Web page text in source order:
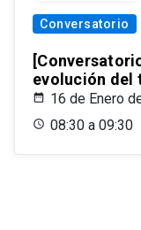
Conversatorio
evolución del
16 de Enero
08:30 a 09:30